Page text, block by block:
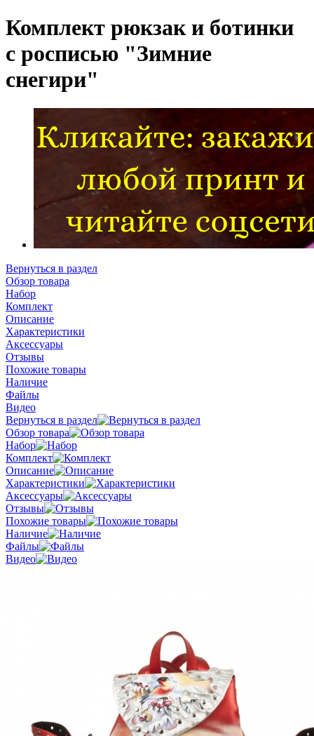
Комплект рюкзак и ботинки
с росписью "Зимние
снегири"
Вернуться в раздел
Обзор товара
Набор
Комплект
Описание
Характеристики
Аксессуары
Отзывы
Похожие товары
Наличие
Файлы
Видео
Вернуться в раздел
Обзор товара
Набор
Комплект
Описание
Характеристики
Аксессуары
Отзывы
Похожие товары
Наличие
Файлы
Видео